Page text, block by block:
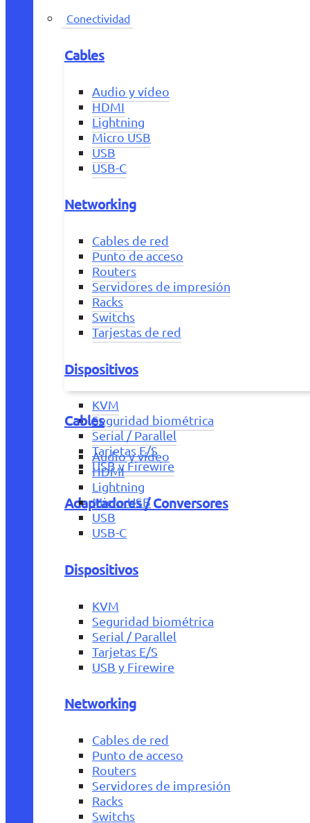
Conectividad
Cables
Audio y vídeo
HDMI
Lightning
Micro USB
USB
USB-C
Networking
Cables de red
Punto de acceso
Routers
Servidores de impresión
Racks
Switchs
Tarjestas de red
Dispositivos
KVM
Seguridad biométrica
Serial / Parallel
Tarjetas E/S
USB y Firewire
Adaptadores / Conversores
Cables
Audio y vídeo
HDMI
Lightning
Micro USB
USB
USB-C
Dispositivos
KVM
Seguridad biométrica
Serial / Parallel
Tarjetas E/S
USB y Firewire
Networking
Cables de red
Punto de acceso
Routers
Servidores de impresión
Racks
Switchs